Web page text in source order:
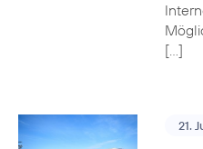
[…]
21.